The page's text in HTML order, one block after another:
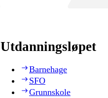
Utdanningsløpet
Barnehage
SFO
Grunnskole